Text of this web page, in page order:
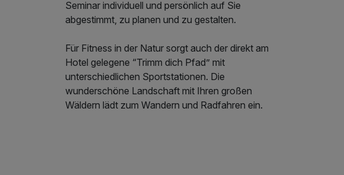
Seminar individuell und persönlich auf Sie
abgestimmt, zu planen und zu gestalten.
Für Fitness in der Natur sorgt auch der direkt am
Hotel gelegene “Trimm dich Pfad” mit
unterschiedlichen Sportstationen. Die
wunderschöne Landschaft mit Ihren großen
Wäldern lädt zum Wandern und Radfahren ein.